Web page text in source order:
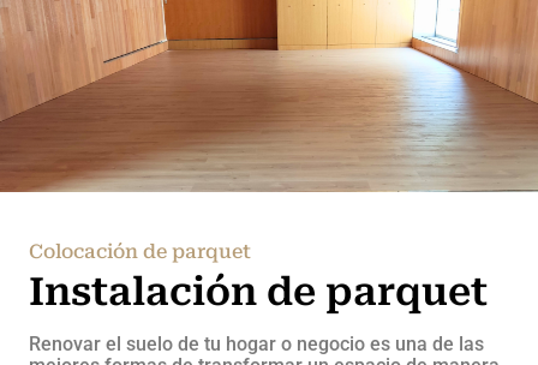
Colocación de parquet
Instalación de parquet
Renovar el suelo de tu hogar o negocio es una de las